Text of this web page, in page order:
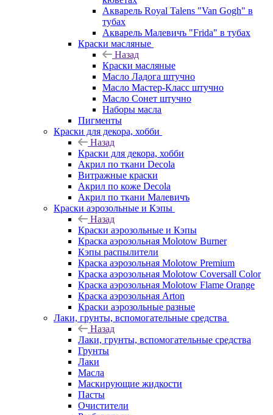
Акварель Royal Talens "Van Gogh" в
тубах
Акварель Малевичъ "Frida" в тубах
Краски масляные
Назад
Краски масляные
Масло Ладога штучно
Масло Мастер-Класс штучно
Масло Сонет штучно
Наборы масла
Пигменты
Краски для декора, хобби
Назад
Краски для декора, хобби
Акрил по ткани Decola
Витражные краски
Акрил по коже Decola
Акрил по ткани Малевичъ
Краски аэрозольные и Кэпы
Назад
Краски аэрозольные и Кэпы
Краска аэрозольная Molotow Burner
Кэпы распылители
Краска аэрозольная Molotow Premium
Краска аэрозольная Molotow Coversall Color
Краска аэрозольная Molotow Flame Orange
Краска аэрозольная Arton
Краски аэрозольные разные
Лаки, грунты, вспомогательные средства
Назад
Лаки, грунты, вспомогательные средства
Грунты
Лаки
Масла
Маскирующие жидкости
Пасты
Очистители